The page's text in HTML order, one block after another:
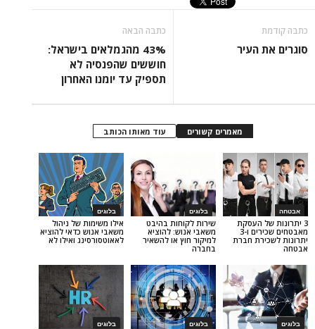
43% מהגמלאים בישראל:
חוששים שהפנסיה לא
תספיק עד יומנו האחרון
עוד מאותו הכותב
בלוגים
אילו משימות של ניהול
משאבי אנוש כדאי להוציא
לאאוטסורסינג ואילו לא
בלוגים
שירות לקוחות בהיבט
משאבי אנוש: להוציא
למיקור חוץ או להשאיר
מאבטחים שכירים ו-3
חברת
בלוגים בלוגים